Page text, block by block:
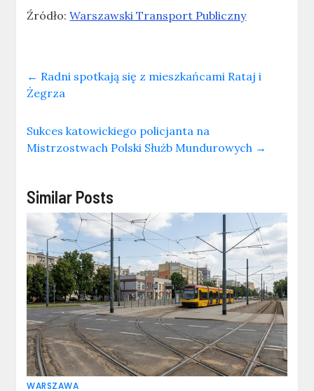
Źródło:Warszawski Transport Publiczny
← Radni spotkają się z mieszkańcami Rataj i
Żegrza
Sukces katowickiego policjanta na
Mistrzostwach Polski Służb Mundurowych →
Similar Posts
WARSZAWA